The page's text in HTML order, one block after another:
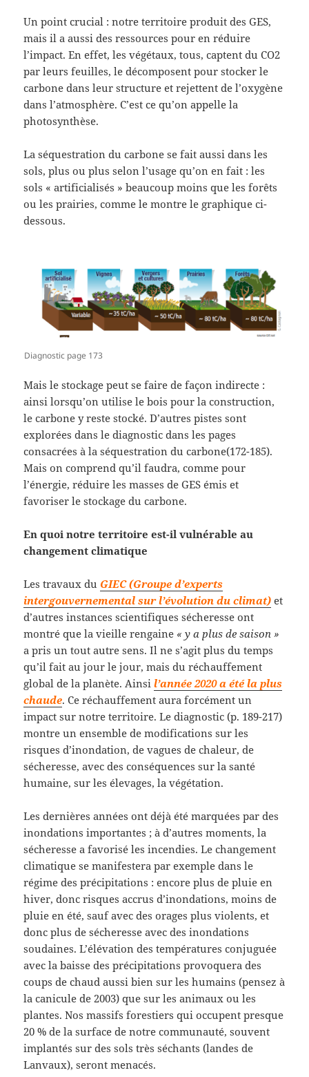
Un point crucial : notre territoire produit des GES,
mais il a aussi des ressources pour en réduire
l’impact. En effet, les végétaux, tous, captent du CO2
par leurs feuilles, le décomposent pour stocker le
carbone dans leur structure et rejettent de l’oxygène
dans l’atmosphère. C’est ce qu’on appelle la
photosynthèse.
La séquestration du carbone se fait aussi dans les
sols, plus ou plus selon l’usage qu’on en fait : les
sols « artificialisés » beaucoup moins que les forêts
ou les prairies, comme le montre le graphique ci-
dessous.
Diagnostic page 173
Mais le stockage peut se faire de façon indirecte :
ainsi lorsqu’on utilise le bois pour la construction,
le carbone y reste stocké. D’autres pistes sont
explorées dans le diagnostic dans les pages
consacrées à la séquestration du carbone(172-185).
Mais on comprend qu’il faudra, comme pour
l’énergie, réduire les masses de GES émis et
favoriser le stockage du carbone.
En quoi notre territoire est-il vulnérable au
changement climatique
Les travaux du GIEC (Groupe d’experts
intergouvernemental sur l’évolution du climat) et
d’autres instances scientifiques sécheresse ont
montré que la vieille rengaine « y a plus de saison »
a pris un tout autre sens. Il ne s’agit plus du temps
qu’il fait au jour le jour, mais du réchauffement
global de la planète. Ainsil’année 2020 a été la plus
chaude. Ce réchauffement aura forcément un
impact sur notre territoire. Le diagnostic (p. 189-217)
montre un ensemble de modifications sur les
risques d’inondation, de vagues de chaleur, de
sécheresse, avec des conséquences sur la santé
humaine, sur les élevages, la végétation.
Les dernières années ont déjà été marquées par des
inondations importantes ; à d’autres moments, la
sécheresse a favorisé les incendies. Le changement
climatique se manifestera par exemple dans le
régime des précipitations : encore plus de pluie en
hiver, donc risques accrus d’inondations, moins de
pluie en été, sauf avec des orages plus violents, et
donc plus de sécheresse avec des inondations
soudaines. L’élévation des températures conjuguée
avec la baisse des précipitations provoquera des
coups de chaud aussi bien sur les humains (pensez à
la canicule de 2003) que sur les animaux ou les
plantes. Nos massifs forestiers qui occupent presque
20 % de la surface de notre communauté, souvent
implantés sur des sols très séchants (landes de
Lanvaux), seront menacés.